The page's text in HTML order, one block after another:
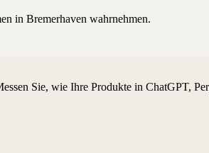
in Bremerhaven wahrnehmen.
Sie, wie Ihre Produkte in ChatGPT,